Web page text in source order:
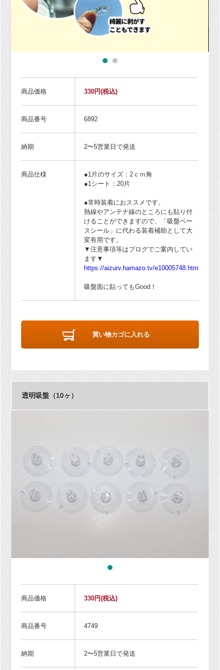
商品価格 330円(税込)
商品番号 6892
納期 2〜5営業日で発送
商品仕様
●1片のサイズ：2ｃｍ角
●1シート：20片
●常時装着におススメです。
熱線やアンテナ線のところにも貼り付
けることができますので、「吸盤ベー
スシール」に代わる装着補助として大
変有用です。
▼注意事項等はブログでご案内してい
ます▼
https://aizurv.hamazo.tv/e10005748.html
吸盤面に貼ってもGood！
買い物カゴに入れる
透明吸盤（10ヶ）
商品価格 330円(税込)
商品番号 4749
納期 2〜5営業日で発送